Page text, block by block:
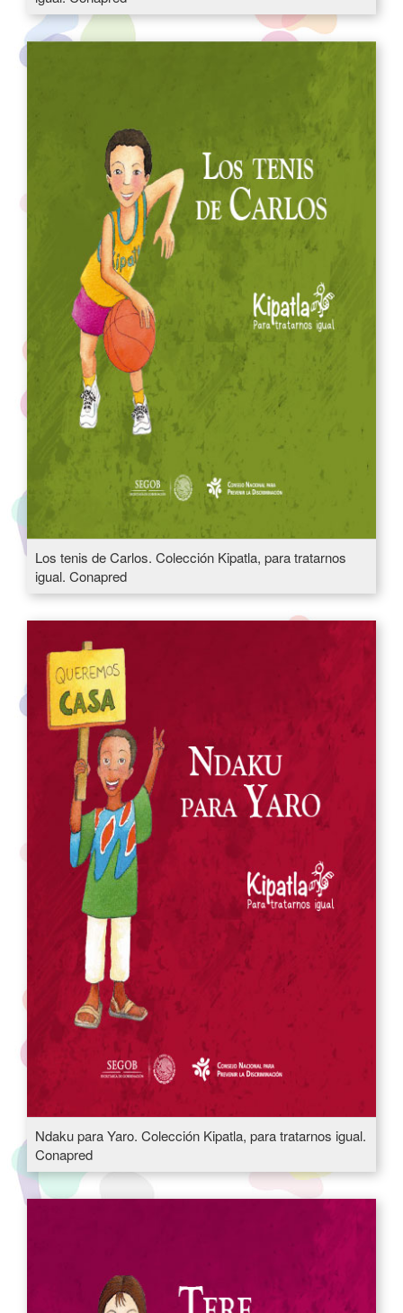
Los tenis de Carlos. Colección Kipatla, para tratarnos
igual. Conapred
Ndaku para Yaro. Colección Kipatla, para tratarnos igual.
Conapred